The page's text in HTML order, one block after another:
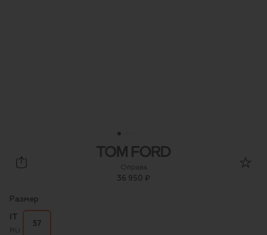
Tom Ford
Оправа
36 950 ₽
Размер
RU
57